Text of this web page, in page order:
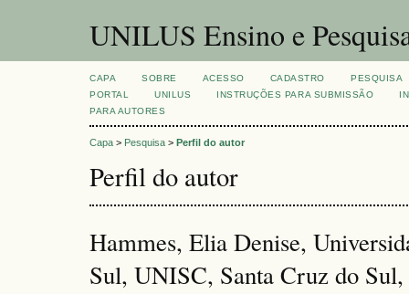
UNILUS Ensino e
CAPA SOBRE ACESSO CADASTRO
PESQUISA
PORTAL
UNILUS INSTRUÇÕES PARA SUBMISSÃO
PARA AUTORES
Capa > Pesquisa > Perfil do autor
Perfil do autor
Hammes, Elia Denise,
Sul, UNISC, Santa Cruz do